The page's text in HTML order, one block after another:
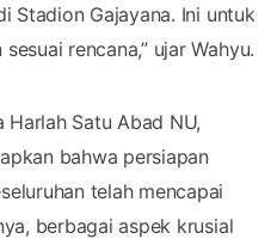
Stadion Gajayana. Ini untuk
rencana,” ujar Wahyu.
Harlah Satu Abad NU,
bahwa persiapan
telah mencapai
berbagai aspek krusial